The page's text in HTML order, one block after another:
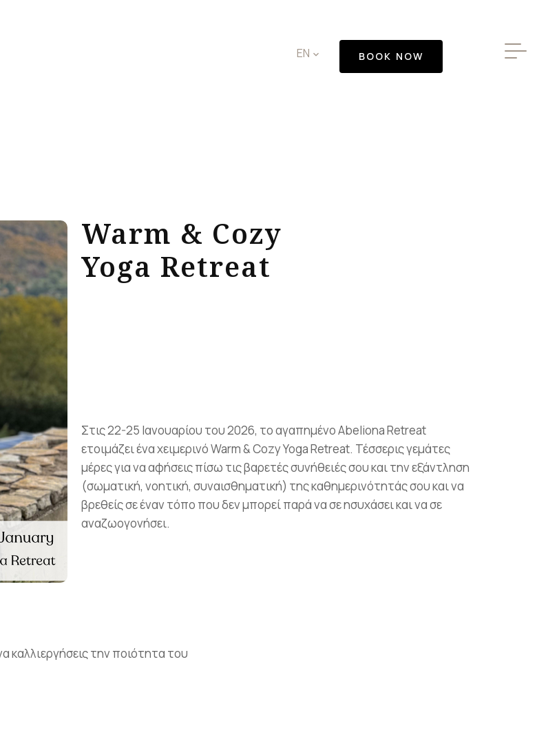
EN BOOK NOW
Warm & Cozy
Yoga Retreat
Στις 22-25 Ιανουαρίου του 2026, το αγαπημένο Abeliona Retreat
ετοιμάζει ένα χειμερινό Warm & Cozy Yoga Retreat. Τέσσερις γεμάτες
μέρες για να αφήσεις πίσω τις βαρετές συνήθειές σου και την εξάντληση
(σωματική, νοητική, συναισθηματική) της καθημερινότητάς σου και να
βρεθείς σε έναν τόπο που δεν μπορεί παρά να σε ησυχάσει και να σε
αναζωογονήσει.
καλλιεργήσεις την ποιότητα του